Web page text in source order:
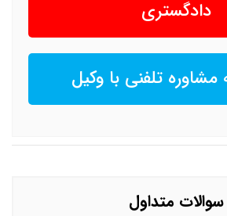
دادگستری
مشاوره تلفنی با وکیل
سوالات متداول